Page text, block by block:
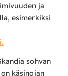
ja
esimerkiksi
sohvan
käsinojan